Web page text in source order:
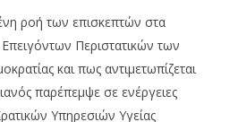
ροή των επισκεπτών στα
Περιστατικών των
και πως αντιμετωπίζεται
παρέπεμψε σε ενέργειες
Υπηρεσιών Υγείας